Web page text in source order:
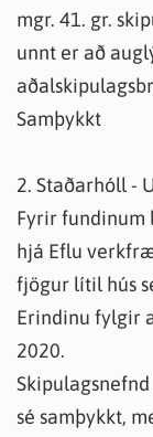
mgr. 41. gr.
unnt er að
Samþykkt
2. Staðarhóll -
Fyrir fundinum
hjá Eflu
fjögur lítil hús
Erindinu fylgir
2020.
sé samþykkt,